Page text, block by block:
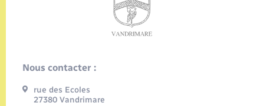
Nous contacter :
rue des Ecoles
27380 Vandrimare